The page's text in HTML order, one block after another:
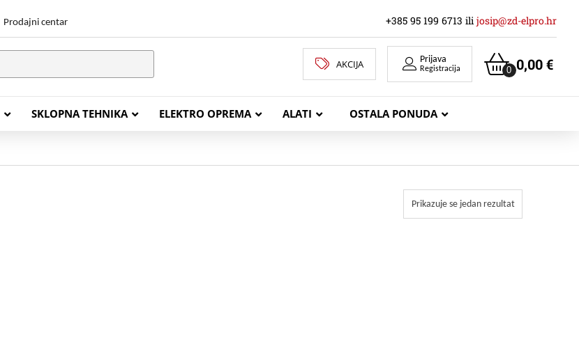
Prodajni centar +385 95 199 6713 ili josip@zd-elpro.hr
AKCIJA Prijava
Registracija 0,00€
0
SKLOPNA TEHNIKA ELEKTRO OPREMA ALATI OSTALA PONUDA
MREŽNI LAN KABELIPrikazuje se jedan rezultat